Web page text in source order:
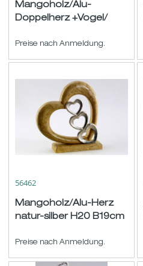
Mangoholz/Alu-
Doppelherz +Vogel/
silber H14 B19cm
Preise nach Anmeldung.
56462
Mangoholz/Alu-Herz
natur-silber H20 B19cm
Preise nach Anmeldung.